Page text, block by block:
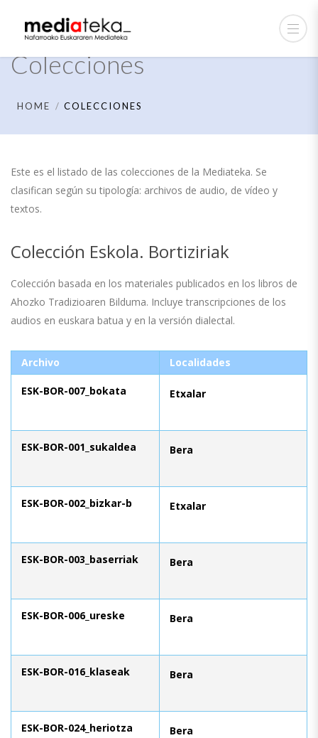
Colecciones
HOME COLECCIONES
Este es el listado de las colecciones de la Mediateka. Se
clasifican según su tipología: archivos de audio, de vídeo y
textos.
Colección Eskola. Bortiziriak
Colección basada en los materiales publicados en los libros de
Ahozko Tradizioaren Bilduma. Incluye transcripciones de los
audios en euskara batua y en la versión dialectal.
Archivo Localidades
ESK-BOR-007_bokata Etxalar
ESK-BOR-001_sukaldea Bera
ESK-BOR-002_bizkar-b Etxalar
ESK-BOR-003_baserriak Bera
ESK-BOR-006_ureske Bera
ESK-BOR-016_klaseak Bera
ESK-BOR-024_heriotza Bera